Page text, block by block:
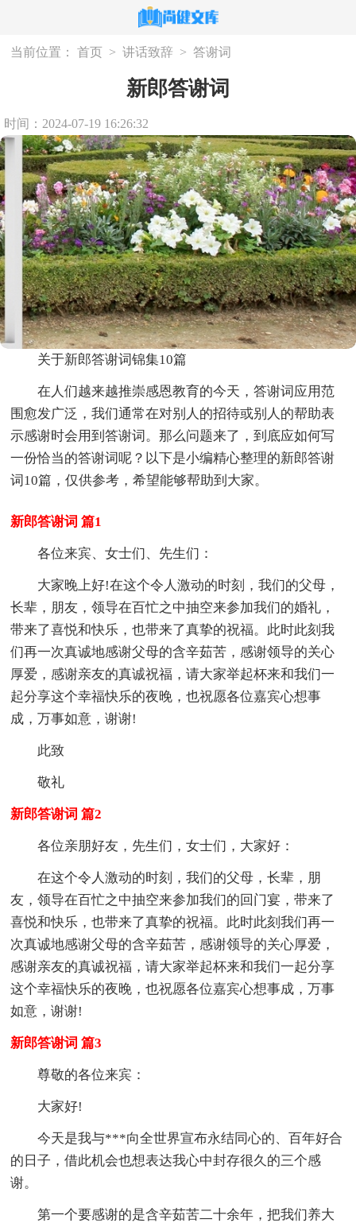
当前位置： 首页 > 讲话致辞 > 答谢词
新郎答谢词
时间：2024-07-19 16:26:32
关于新郎答谢词锦集10篇
在人们越来越推崇感恩教育的今天，答谢词应用范
围愈发广泛，我们通常在对别人的招待或别人的帮助表
示感谢时会用到答谢词。那么问题来了，到底应如何写
一份恰当的答谢词呢？以下是小编精心整理的新郎答谢
词10篇，仅供参考，希望能够帮助到大家。
新郎答谢词 篇1
各位来宾、女士们、先生们：
大家晚上好!在这个令人激动的时刻，我们的父母，
长辈，朋友，领导在百忙之中抽空来参加我们的婚礼，
带来了喜悦和快乐，也带来了真挚的祝福。此时此刻我
们再一次真诚地感谢父母的含辛茹苦，感谢领导的关心
厚爱，感谢亲友的真诚祝福，请大家举起杯来和我们一
起分享这个幸福快乐的夜晚，也祝愿各位嘉宾心想事
成，万事如意，谢谢!
此致
敬礼
新郎答谢词 篇2
各位亲朋好友，先生们，女士们，大家好：
在这个令人激动的时刻，我们的父母，长辈，朋
友，领导在百忙之中抽空来参加我们的回门宴，带来了
喜悦和快乐，也带来了真挚的祝福。此时此刻我们再一
次真诚地感谢父母的含辛茹苦，感谢领导的关心厚爱，
感谢亲友的真诚祝福，请大家举起杯来和我们一起分享
这个幸福快乐的夜晚，也祝愿各位嘉宾心想事成，万事
如意，谢谢!
新郎答谢词 篇3
尊敬的各位来宾：
大家好!
今天是我与***向全世界宣布永结同心的、百年好合
的日子，借此机会也想表达我心中封存很久的三个感
谢。
第一个要感谢的是含辛茹苦二十余年，把我们养大